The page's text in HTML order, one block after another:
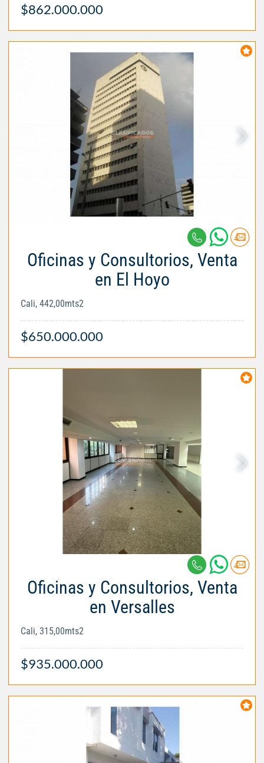
$862.000.000
Oficinas y Consultorios, Venta
en El Hoyo
Cali, 442,00mts2
$650.000.000
Oficinas y Consultorios, Venta
en Versalles
Cali, 315,00mts2
$935.000.000